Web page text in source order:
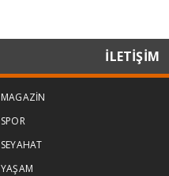
İLETİŞİM
MAGAZİN
SPOR
SEYAHAT
YAŞAM